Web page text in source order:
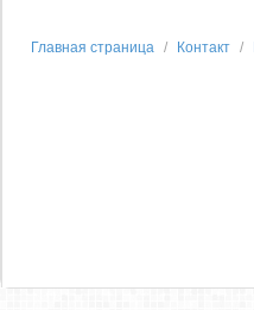
Главная страница Контакт